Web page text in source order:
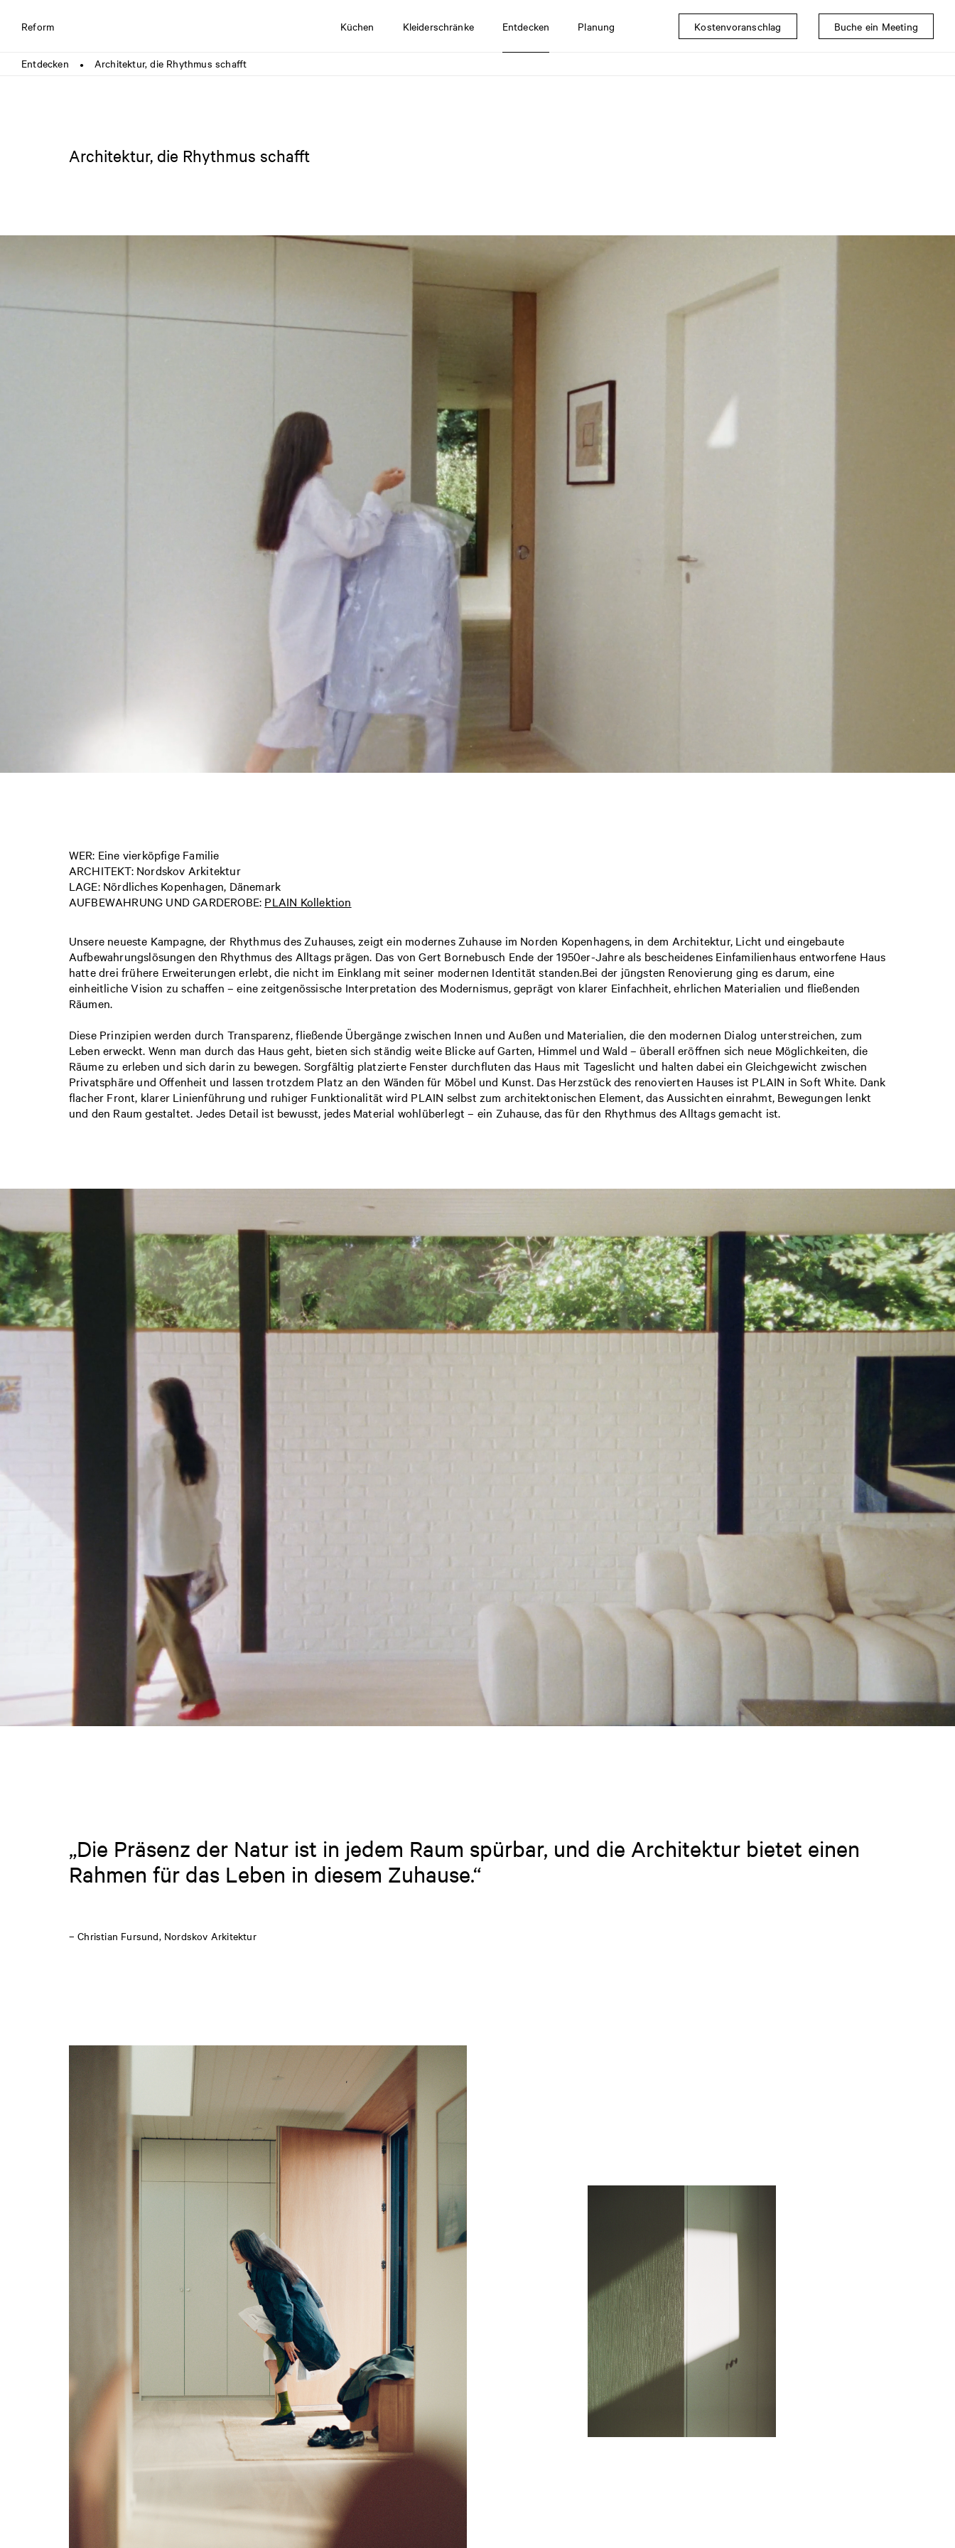
Reform Küchen Kleiderschränke Entdecken Planung Kostenvoranschlag Buche ein Meeting
Entdecken ● Architektur, die Rhythmus schafft
Architektur, die Rhythmus schafft
WER: Eine vierköpfige Familie
ARCHITEKT: Nordskov Arkitektur
LAGE: Nördliches Kopenhagen, Dänemark
AUFBEWAHRUNG UND GARDEROBE: PLAIN Kollektion
Unsere neueste Kampagne, der Rhythmus des Zuhauses, zeigt ein modernes Zuhause im Norden Kopenhagens, in dem Architektur, Licht und eingebaute
Aufbewahrungslösungen den Rhythmus des Alltags prägen. Das von Gert Bornebusch Ende der 1950er-Jahre als bescheidenes Einfamilienhaus entworfene Haus
hatte drei frühere Erweiterungen erlebt, die nicht im Einklang mit seiner modernen Identität standen.Bei der jüngsten Renovierung ging es darum, eine
einheitliche Vision zu schaffen – eine zeitgenössische Interpretation des Modernismus, geprägt von klarer Einfachheit, ehrlichen Materialien und fließenden
Räumen.
Diese Prinzipien werden durch Transparenz, fließende Übergänge zwischen Innen und Außen und Materialien, die den modernen Dialog unterstreichen, zum
Leben erweckt. Wenn man durch das Haus geht, bieten sich ständig weite Blicke auf Garten, Himmel und Wald – überall eröffnen sich neue Möglichkeiten, die
Räume zu erleben und sich darin zu bewegen. Sorgfältig platzierte Fenster durchfluten das Haus mit Tageslicht und halten dabei ein Gleichgewicht zwischen
Privatsphäre und Offenheit und lassen trotzdem Platz an den Wänden für Möbel und Kunst. Das Herzstück des renovierten Hauses ist PLAIN in Soft White. Dank
flacher Front, klarer Linienführung und ruhiger Funktionalität wird PLAIN selbst zum architektonischen Element, das Aussichten einrahmt, Bewegungen lenkt
und den Raum gestaltet. Jedes Detail ist bewusst, jedes Material wohlüberlegt – ein Zuhause, das für den Rhythmus des Alltags gemacht ist.
„Die Präsenz der Natur ist in jedem Raum spürbar, und die Architektur bietet einen
Rahmen für das Leben in diesem Zuhause.“
– Christian Fursund, Nordskov Arkitektur